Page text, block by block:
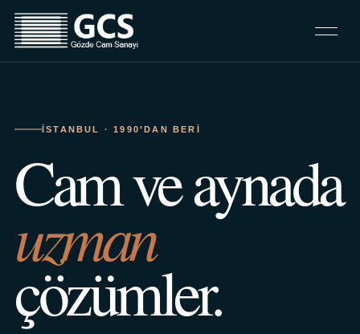
İSTANBUL · 1990’DAN BERI
Cam ve aynada
uzman
çözümler.